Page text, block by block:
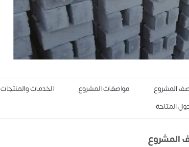
المشروع مواصفات المشروع الخدمات والمنتجات
المتاحة
المشروع